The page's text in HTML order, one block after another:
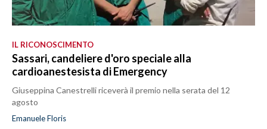
IL RICONOSCIMENTO
Sassari, candeliere d'oro speciale alla
cardioanestesista di Emergency
Giuseppina Canestrelli riceverà il premio nella serata del 12
agosto
Emanuele Floris